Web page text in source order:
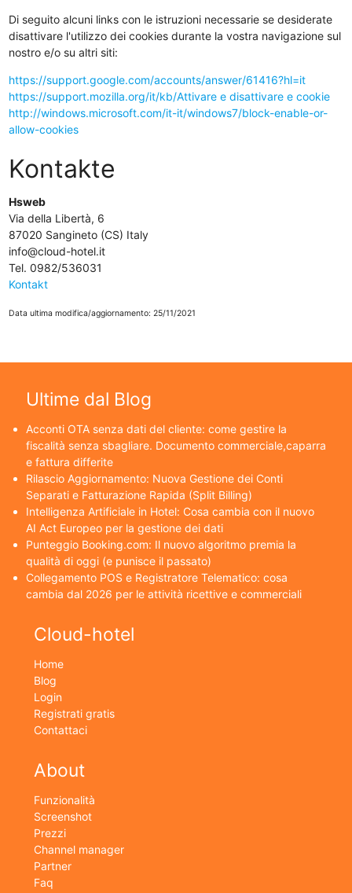
Di seguito alcuni links con le istruzioni necessarie se desiderate
disattivare l'utilizzo dei cookies durante la vostra navigazione sul
nostro e/o su altri siti:
https://support.google.com/accounts/answer/61416?hl=it
https://support.mozilla.org/it/kb/Attivare e disattivare e cookie
http://windows.microsoft.com/it-it/windows7/block-enable-or-
allow-cookies
Kontakte
Hsweb
Via della Libertà, 6
87020 Sangineto (CS) Italy
info@cloud-hotel.it
Tel. 0982/536031
Kontakt
Data ultima modifica/aggiornamento: 25/11/2021
Ultime dal Blog
Acconti OTA senza dati del cliente: come gestire la
fiscalità senza sbagliare. Documento commerciale,caparra
e fattura differite
Rilascio Aggiornamento: Nuova Gestione dei Conti
Separati e Fatturazione Rapida (Split Billing)
Intelligenza Artificiale in Hotel: Cosa cambia con il nuovo
AI Act Europeo per la gestione dei dati
Punteggio Booking.com: Il nuovo algoritmo premia la
qualità di oggi (e punisce il passato)
Collegamento POS e Registratore Telematico: cosa
cambia dal 2026 per le attività ricettive e commerciali
Cloud-hotel
Home
Blog
Login
Registrati gratis
Contattaci
About
Funzionalità
Screenshot
Prezzi
Channel manager
Partner
Faq